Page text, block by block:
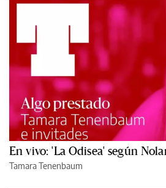
En vivo: 'La Odisea' según
Tamara Tenenbaum